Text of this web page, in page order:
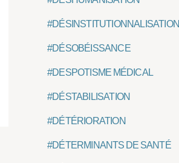
#DÉSINSTITUTIONNALISATION
#DÉSOBÉISSANCE
#DESPOTISME MÉDICAL
#DÉSTABILISATION
#DÉTÉRIORATION
#DÉTERMINANTS DE SANTÉ